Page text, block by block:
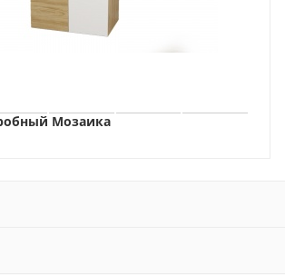
Мозаика